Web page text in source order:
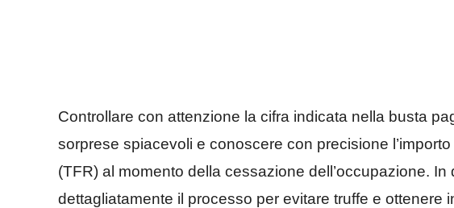
Controllare con attenzione la cifra indicata nella busta
sorprese spiacevoli e conoscere con precisione
(TFR) al momento della cessazione dell’occupazione.
dettagliatamente il processo per evitare truffe e ottenere